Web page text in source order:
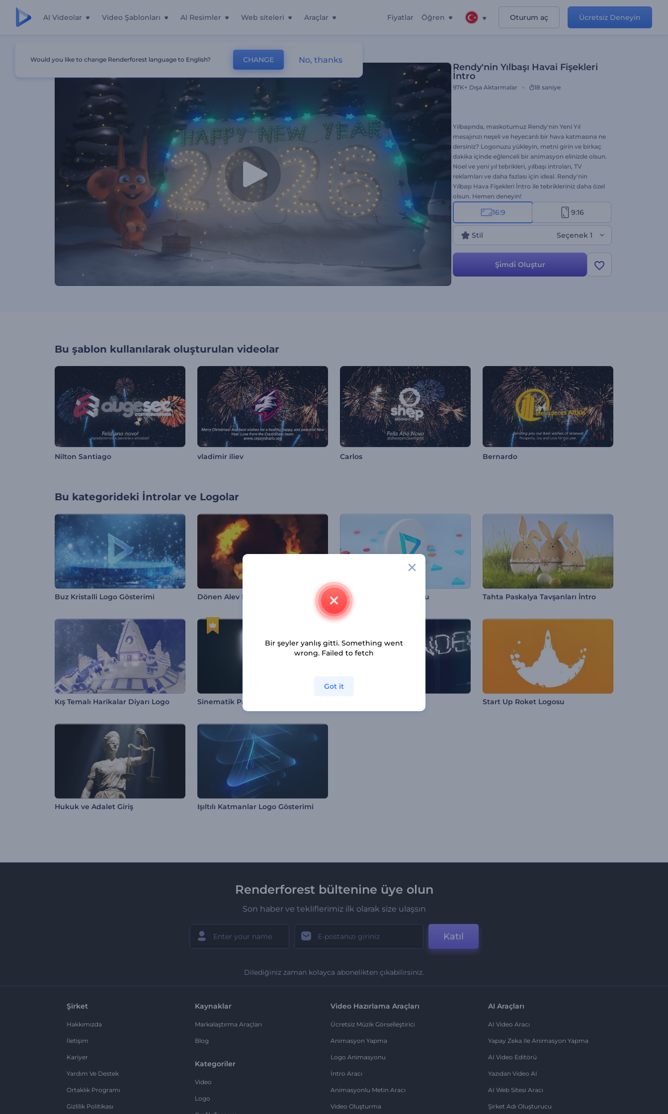
AI Videolar Video Şablonları AI Resimler Web siteleri Araçlar Fiyatlar Öğren Oturum aç Ücretsiz Deneyin
Rendy'nin Yılbaşı Havai Fişekleri
İntro
97K+ Dışa Aktarmalar 18 saniye
Yılbaşında, maskotumuz Rendy'nin Yeni Yıl
mesajınızı neşeli ve heyecanlı bir hava katmasına ne
dersiniz? Logonuzu yükleyin, metni girin ve birkaç
dakika içinde eğlenceli bir animasyon elinizde olsun.
Noel ve yeni yıl tebrikleri, yılbaşı introları, TV
reklamları ve daha fazlası için ideal. Rendy'nin
Yılbaşı Hava Fişekleri İntro ile tebrikleriniz daha özel
olsun. Hemen deneyin!
16:9 9:16
Stil Seçenek 1
Şi̇mdi̇ Oluştur
Bu şablon kullanılarak oluşturulan videolar
Nilton Santiago vladimir iliev Carlos Bernardo
Bu kategorideki İntrolar ve Logolar
Buz Kristalli Logo Gösterimi Dönen Alev Logo Gösterimi Yuvarlanan Şekil Logosu Tahta Paskalya Tavşanları İntro
Kış Temalı Harikalar Diyarı Logo Start Up Roket Logosu
Hukuk ve Adalet Giriş Işıltılı Katmanlar Logo Gösterimi
Renderforest bültenine üye olun
Son haber ve tekliflerimiz ilk olarak size ulaşsın
Katıl
Dilediğiniz zaman kolayca abonelikten çıkabilirsiniz.
Şirket
Hakkımızda
İletişim
Kariyer
Yardım Ve Destek
Ortaklık Programı
Gizlilik Politikası
Kaynaklar
Markalaştırma Araçları
Blog
Kategoriler
Video
Logo
Video Hazırlama Araçları
Ücretsiz Müzik Görselleştirici
Animasyon Yapma
Logo Animasyonu
İntro Aracı
Animasyonlu Metin Aracı
Video Oluşturma
AI Araçları
AI Video Aracı
Yapay Zeka Ile Animasyon Yapma
AI Video Editörü
Yazıdan Video AI
AI Web Sitesi Aracı
Şirket Adı Oluşturucu
Would you like to change Renderforest language to English? CHANGE No, thanks
Bir şeyler yanlış gitti. Something went
wrong. Failed to fetch
Got it